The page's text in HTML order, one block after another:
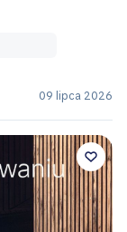
09 lipca 2026